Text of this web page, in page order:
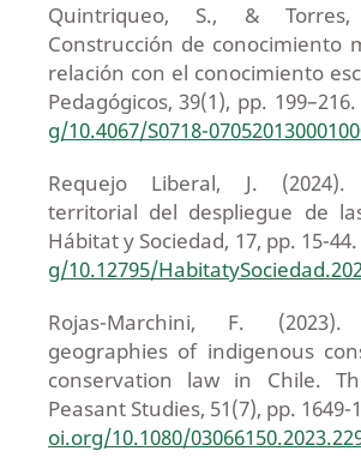
Quintriqueo, S., &
Construcción de conocimiento
relación con el conocimiento
Pedagógicos, 39(1), pp. 199–216.
g/10.4067/S0718-
Requejo Liberal, J. (2024).
territorial del despliegue de
Hábitat y Sociedad, 17, pp. 15-44.
g/10.12795/
Rojas-Marchini, F.
geographies of indigenous
conservation law in Chile.
Peasant Studies, 51(7), pp. 1649-
oi.org/10.1080/